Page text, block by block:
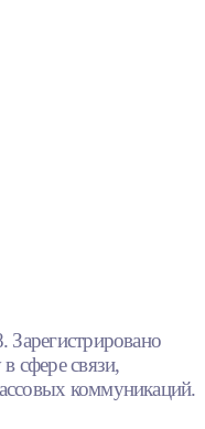
сфере связи,
коммуникаций.